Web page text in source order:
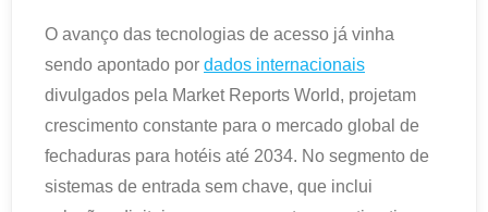
O avanço das tecnologias de acesso já vinha
sendo apontado por dados internacionais
divulgados pela Market Reports World, projetam
crescimento constante para o mercado global de
fechaduras para hotéis até 2034. No segmento de
sistemas de entrada sem chave, que inclui